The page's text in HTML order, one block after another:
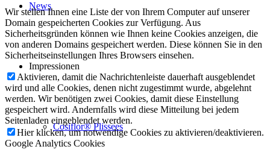
News
Impressionen
Cosiflor® Plissees
Wir stellen Ihnen eine Liste der von Ihrem Computer auf unserer
Domain gespeicherten Cookies zur Verfügung. Aus
Sicherheitsgründen können wie Ihnen keine Cookies anzeigen, die
von anderen Domains gespeichert werden. Diese können Sie in den
Sicherheitseinstellungen Ihres Browsers einsehen.
Aktivieren, damit die Nachrichtenleiste dauerhaft ausgeblendet
wird und alle Cookies, denen nicht zugestimmt wurde, abgelehnt
werden. Wir benötigen zwei Cookies, damit diese Einstellung
gespeichert wird. Andernfalls wird diese Mitteilung bei jedem
Seitenladen eingeblendet werden.
Hier klicken, um notwendige Cookies zu aktivieren/deaktivieren.
Google Analytics Cookies